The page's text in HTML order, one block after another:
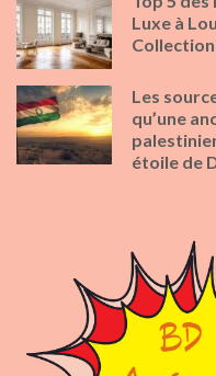
Luxe à
Les
qu’une
étoile de